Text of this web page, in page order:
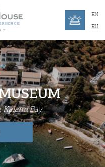
EN
RU
Kalami Bay